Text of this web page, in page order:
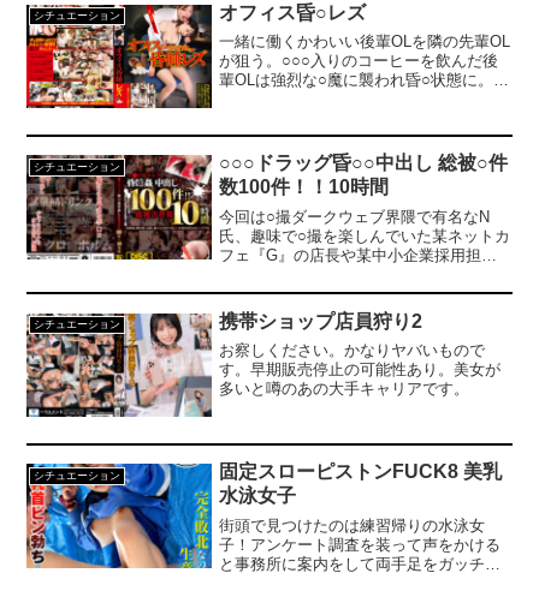
シチュエーション オフィス昏○レズ
一緒に働くかわいい後輩OLを隣の先輩OL
が狙う。○○○入りのコーヒーを飲んだ後
輩OLは強烈な○魔に襲われ昏○状態に。そ
だり、マンコを口になすりつけたり、双
頭バイブで○したり…。無抵抗な女体を好
き放題に○しまくる！
シチュエーション
○○○ドラッグ昏○○中出し 総被○件
数100件！！10時間
今回は○撮ダークウェブ界隈で有名なN
氏、趣味で○撮を楽しんでいた某ネットカ
フェ『G』の店長や某中小企業採用担当
美容外科クリニックの医師などの素人さ
んと、様々なルートから映像素材を収
集！身近に潜む○○魔たちによる卑劣な手
口！かかったオンナに膣奥中出しをキメ
る！
シチュエーション 携帯ショップ店員狩り2
お察しください。かなりヤバいもので
す。早期販売停止の可能性あり。美女が
多いと噂のあの大手キャリアです。
シチュエーション
固定スローピストンFUCK8 美乳
水泳女子
街頭で見つけたのは練習帰りの水泳女
子！アンケート調査を装って声をかける
と事務所に案内をして両手足をガッチリ